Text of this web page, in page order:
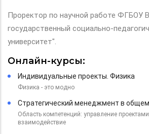
Проректор по научной работе ФГБОУ
государственный социально-
университет".
Онлайн-курсы:
Индивидуальные проекты. Физика
Физика - это модно
Стратегический менеджмент в
Область компетенций: управление
взаимодействие